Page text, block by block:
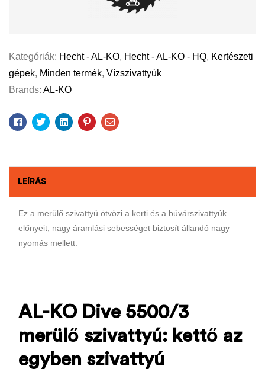
Kategóriák: Hecht - AL-KO, Hecht - AL-KO - HQ, Kertészeti
gépek, Minden termék, Vízszivattyúk
Brands: AL-KO
Facebook
TwitterLinkedinPinterestEmail
LEÍRÁS
Ez a merülő szivattyú ötvözi a kerti és a búvárszivattyúk
előnyeit, nagy áramlási sebességet biztosít állandó nagy
nyomás mellett.
AL-KO Dive 5500/3
merülő szivattyú: kettő az
egyben szivattyú